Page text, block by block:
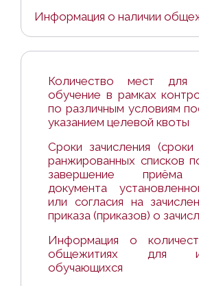
Информация о наличии
Количество мест для
обучение в рамках
по различным условиям
указанием целевой квоты
Сроки зачисления (сроки
ранжированных списков
завершение приёма
документа
или согласия на
приказа (приказов) о
Информация о
общежитиях для
обучающихся